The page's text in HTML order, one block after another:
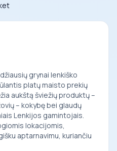
grynai lenkiško
platų maisto prekių
aukštą šviežių produktų –
– kokybę bei glaudų
Lenkijos gamintojais.
lokacijomis,
aptarnavimu, kuriančiu